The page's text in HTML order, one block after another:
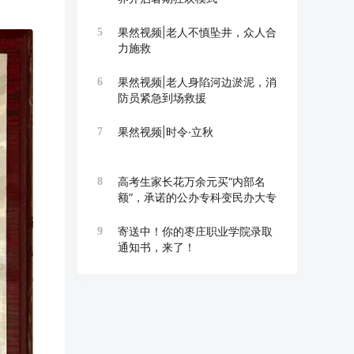
5
果然视频|老人不慎坠井，众人合
力施救
6
果然视频|老人身陷河边淤泥，消
防员紧急到场救援
7 果然视频|时令·立秋
8
高考生家长花万余元买“内部名
额”，承诺的公办专科变民办大专
9
寄送中！你的枣庄职业学院录取
通知书，来了！